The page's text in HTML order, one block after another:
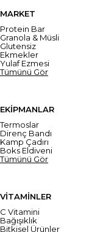
MARKET
Protein Bar
Granola & Müsli
Glutensiz
Ekmekler
Yulaf Ezmesi
Tümünü Gör
EKİPMANLAR
Termoslar
Direnç Bandı
Kamp Çadırı
Boks Eldiveni
Tümünü Gör
VİTAMİNLER
C Vitamini
Bağışıklık
Bitkisel Ürünler